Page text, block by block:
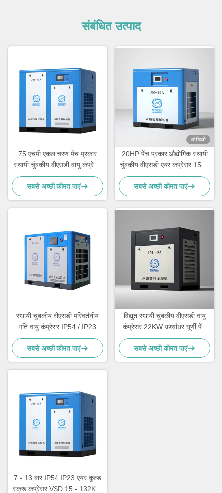
संबंधित उत्पाद
75 एचपी एकल चरण पेंच प्रकार
स्थायी चुंबकीय वीएसडी वायु कंप्रेसर
55KW
सबसे अच्छी कीमत पाएं
वीडियो
20HP पेंच प्रकार औद्योगिक स्थायी
चुंबकीय वीएसडी एयर कंप्रेसर 15kw
हवा ठंडा
सबसे अच्छी कीमत पाएं
स्थायी चुंबकीय वीएसडी परिवर्तनीय
गति वायु कंप्रेसर IP54 / IP23
सुरक्षा वर्ग
सबसे अच्छी कीमत पाएं
विद्युत स्थायी चुंबकीय वीएसडी वायु
कंप्रेसर 22KW ऊर्ध्वाधर घूर्णी पेंच
वायु कंप्रेसर
सबसे अच्छी कीमत पाएं
7 - 13 बार IP54 IP23 एयर कूल्ड
स्क्रू कंप्रेसर VSD 15 - 132KW